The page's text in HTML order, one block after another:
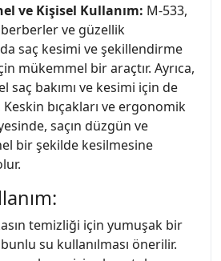
ve Kişisel Kullanım: M-533,
ve güzellik
saç kesimi ve şekillendirme
mükemmel bir araçtır. Ayrıca,
saç bakımı ve kesimi için de
bıçakları ve ergonomik
saçın düzgün ve
bir şekilde kesilmesine
temizliği için yumuşak bir
su kullanılması önerilir.